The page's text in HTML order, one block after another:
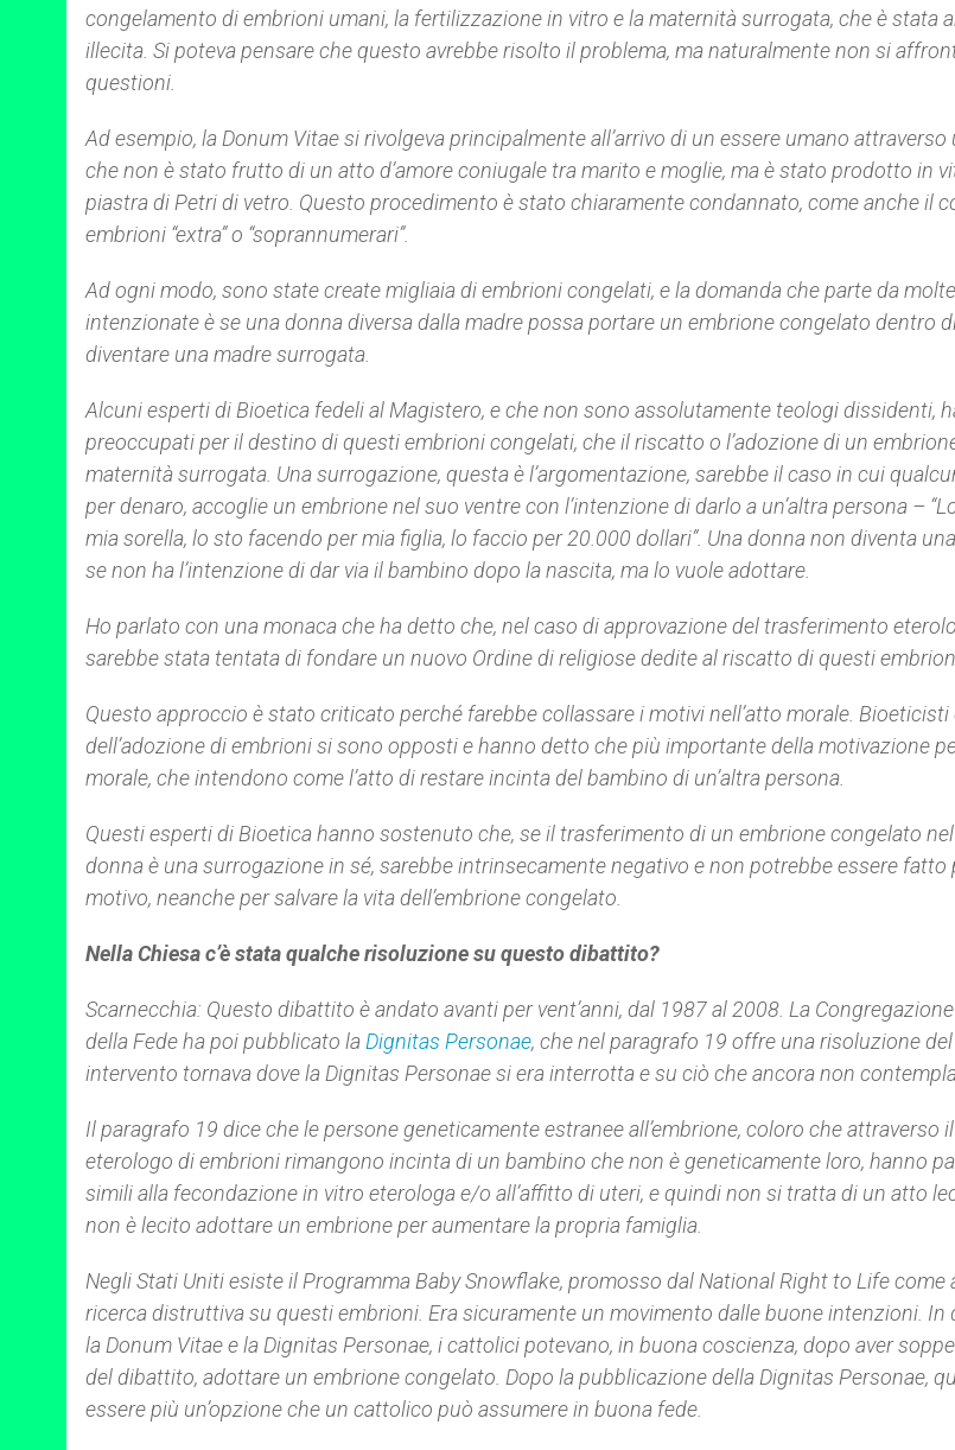
congelamento di embrioni umani, la fertilizzazione in vitro e la maternità surrogata, che è stata
illecita. Si poteva pensare che questo avrebbe risolto il problema, ma naturalmente non si
questioni.
Ad esempio, la Donum Vitae si rivolgeva principalmente all’arrivo di un essere umano
che non è stato frutto di un atto d’amore coniugale tra marito e moglie, ma è stato prodotto in
piastra di Petri di vetro. Questo procedimento è stato chiaramente condannato, come anche il
embrioni “extra” o “soprannumerari”.
Ad ogni modo, sono state create migliaia di embrioni congelati, e la domanda che parte da
intenzionate è se una donna diversa dalla madre possa portare un embrione congelato dentro
diventare una madre surrogata.
Alcuni esperti di Bioetica fedeli al Magistero, e che non sono assolutamente teologi dissidenti,
preoccupati per il destino di questi embrioni congelati, che il riscatto o l’adozione di un
maternità surrogata. Una surrogazione, questa è l’argomentazione, sarebbe il caso in cui
per denaro, accoglie un embrione nel suo ventre con l’intenzione di darlo a un’altra persona –
mia sorella, lo sto facendo per mia figlia, lo faccio per 20.000 dollari”. Una donna non diventa
se non ha l’intenzione di dar via il bambino dopo la nascita, ma lo vuole adottare.
Ho parlato con una monaca che ha detto che, nel caso di approvazione del trasferimento
sarebbe stata tentata di fondare un nuovo Ordine di religiose dedite al riscatto di questi
Questo approccio è stato criticato perché farebbe collassare i motivi nell’atto morale.
dell’adozione di embrioni si sono opposti e hanno detto che più importante della motivazione
morale, che intendono come l’atto di restare incinta del bambino di un’altra persona.
Questi esperti di Bioetica hanno sostenuto che, se il trasferimento di un embrione congelato
donna è una surrogazione in sé, sarebbe intrinsecamente negativo e non potrebbe essere fatto
motivo, neanche per salvare la vita dell’embrione congelato.
Nella Chiesa c’è stata qualche risoluzione su questo dibattito?
Scarnecchia: Questo dibattito è andato avanti per vent’anni, dal 1987 al 2008. La
della Fede ha poi pubblicato la Dignitas Personae, che nel paragrafo 19 offre una risoluzione
intervento tornava dove la Dignitas Personae si era interrotta e su ciò che ancora non
Il paragrafo 19 dice che le persone geneticamente estranee all’embrione, coloro che attraverso
eterologo di embrioni rimangono incinta di un bambino che non è geneticamente loro, hanno
simili alla fecondazione in vitro eterologa e/o all’affitto di uteri, e quindi non si tratta di un atto
non è lecito adottare un embrione per aumentare la propria famiglia.
Negli Stati Uniti esiste il Programma Baby Snowflake, promosso dal National Right to Lifecome
ricerca distruttiva su questi embrioni. Era sicuramente un movimento dalle buone intenzioni. In
la Donum Vitae e la Dignitas Personae, i cattolici potevano, in buona coscienza, dopo aver
del dibattito, adottare un embrione congelato. Dopo la pubblicazione della Dignitas Personae,
essere più un’opzione che un cattolico può assumere in buona fede.